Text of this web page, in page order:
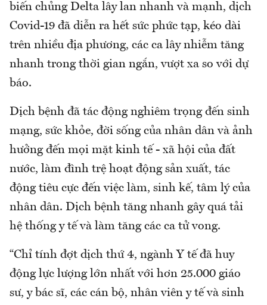
biến chủng Delta lây lan nhanh và mạnh, dịch
Covid-19 đã diễn ra hết sức phức tạp, kéo dài
trên nhiều địa phương, các ca lây nhiễm tăng
nhanh trong thời gian ngắn, vượt xa so với dự
báo.
Dịch bệnh đã tác động nghiêm trọng đến sinh
mạng, sức khỏe, đời sống của nhân dân và ảnh
hưởng đến mọi mặt kinh tế - xã hội của đất
nước, làm đình trệ hoạt động sản xuất, tác
động tiêu cực đến việc làm, sinh kế, tâm lý của
nhân dân. Dịch bệnh tăng nhanh gây quá tải
hệ thống y tế và làm tăng các ca tử vong.
“Chỉ tính đợt dịch thứ 4, ngành Y tế đã huy
động lực lượng lớn nhất với hơn 25.000 giáo
sư, y bác sĩ, các cán bộ, nhân viên y tế và sinh